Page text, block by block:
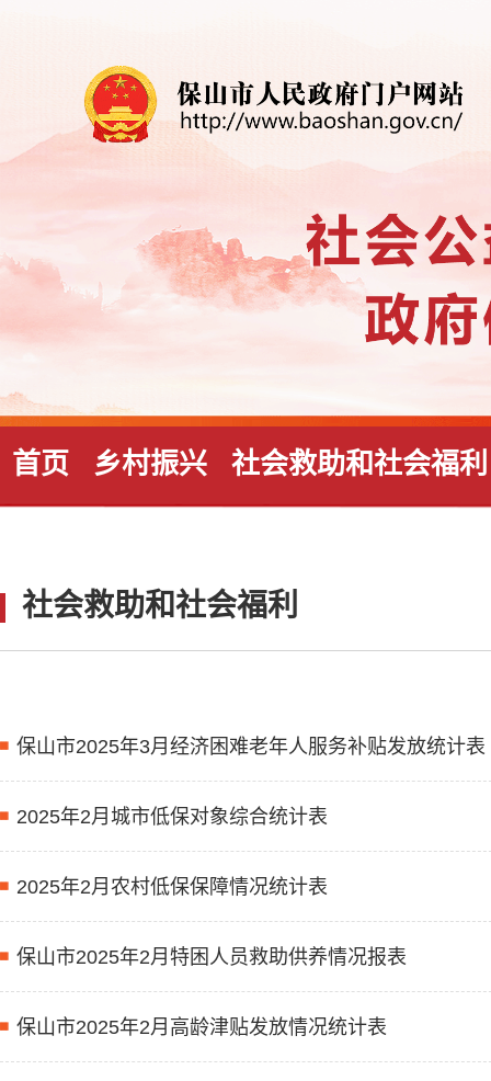
首页 乡村振兴 社会救助和社会福利
社会救助和社会福利
保山市2025年3月经济困难老年人服务补贴发放统计表
2025年2月城市低保对象综合统计表
2025年2月农村低保保障情况统计表
保山市2025年2月特困人员救助供养情况报表
保山市2025年2月高龄津贴发放情况统计表